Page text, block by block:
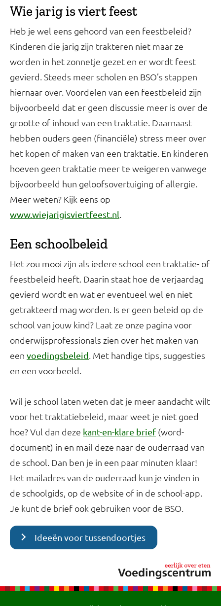
Wie jarig is viert feest
Heb je wel eens gehoord van een feestbeleid?
Kinderen die jarig zijn trakteren niet maar ze
worden in het zonnetje gezet en er wordt feest
gevierd. Steeds meer scholen en BSO’s stappen
hiernaar over. Voordelen van een feestbeleid zijn
bijvoorbeeld dat er geen discussie meer is over de
grootte of inhoud van een traktatie. Daarnaast
hebben ouders geen (financiële) stress meer over
het kopen of maken van een traktatie. En kinderen
hoeven geen traktatie meer te weigeren vanwege
bijvoorbeeld hun geloofsovertuiging of allergie.
Meer weten? Kijk eens op
www.wiejarigisviertfeest.nl.
Een schoolbeleid
Het zou mooi zijn als iedere school een traktatie- of
feestbeleid heeft. Daarin staat hoe de verjaardag
gevierd wordt en wat er eventueel wel en niet
getrakteerd mag worden. Is er geen beleid op de
school van jouw kind? Laat ze onze pagina voor
onderwijsprofessionals zien over het maken van
een voedingsbeleid. Met handige tips, suggesties
en een voorbeeld.
Wil je school laten weten dat je meer aandacht wilt
voor het traktatiebeleid, maar weet je niet goed
hoe? Vul dan deze kant-en-klare brief (word-
document) in en mail deze naar de ouderraad van
de school. Dan ben je in een paar minuten klaar!
Het mailadres van de ouderraad kun je vinden in
de schoolgids, op de website of in de school-app.
Je kunt de brief ook gebruiken voor de BSO.
Ideeën voor tussendoortjes